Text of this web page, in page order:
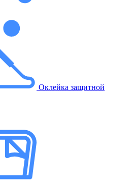
Оклейка защитной